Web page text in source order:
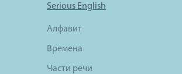
Serious English
Алфавит
Времена
Части речи